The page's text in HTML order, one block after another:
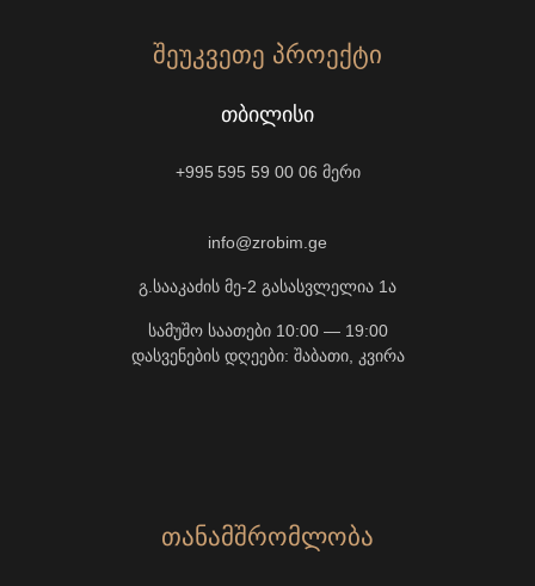
ᲨᲔᲣᲙᲕᲔᲗᲔ ᲞᲠᲝᲔᲥᲢᲘ
ᲗᲑᲘᲚᲘᲡᲘ
+995 595 59 00 06 მერი
info@zrobim.ge
გ.სააკაძის მე-2 გასასვლელია 1ა
სამუშო საათები 10:00 — 19:00
დასვენების დღეები: შაბათი, კვირა
ᲗᲐᲜᲐᲛᲨᲠᲝᲛᲚᲝᲑᲐ